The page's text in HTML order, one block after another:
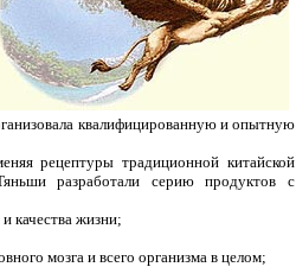
квалифицированную и опытную
рецептуры традиционной китайской
разработали серию продуктов с
качества жизни;
мозга и всего организма в целом;